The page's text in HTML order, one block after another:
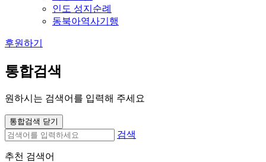
인도 성지순례
동북아역사기행
후원하기
통합검색
원하시는 검색어를 입력해 주세요
통합검색 닫기
검색
추천 검색어